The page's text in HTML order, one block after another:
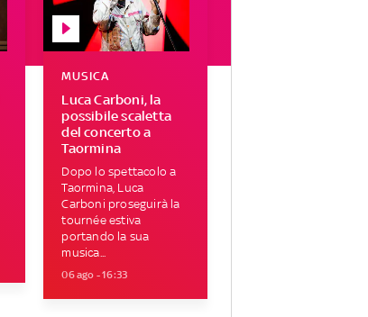
Luca Carboni, la
possibile scaletta
del concerto a
Taormina
MUSICA
Dopo lo spettacolo a
Taormina, Luca
Carboni proseguirà la
tournée estiva
portando la sua
musica...
06 ago - 16:33